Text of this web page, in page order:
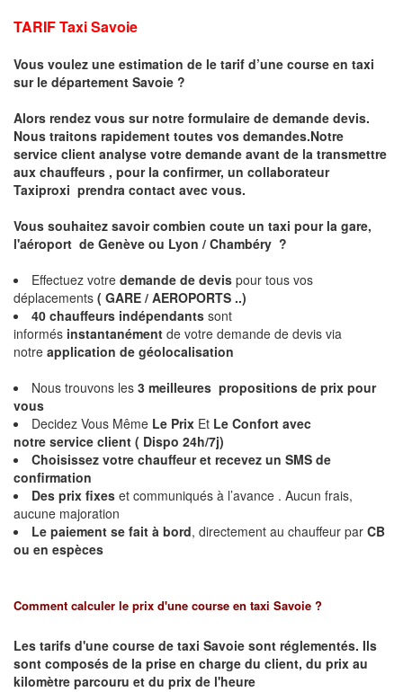
TARIF Taxi Savoie
Vous voulez une estimation de le tarif d’une course en taxi
sur le département Savoie ?
Alors rendez vous sur notre formulaire de demande devis.
Nous traitons rapidement toutes vos demandes.Notre
service client analyse votre demande avant de la transmettre
aux chauffeurs , pour la confirmer, un collaborateur
Taxiproxi prendra contact avec vous.
Vous souhaitez savoir combien coute un taxi pour la gare,
l'aéroport de Genève ou Lyon / Chambéry ?
Effectuez votre demande de devis pour tous vos
déplacements ( GARE / AEROPORTS ..)
40 chauffeurs indépendants sont
informés instantanément de votre demande de devis via
notre application de géolocalisation
Nous trouvons les 3 meilleures propositions de prix pour
vous
Decidez Vous Même Le Prix Et Le Confort avec
notre service client ( Dispo 24h/7j)
Choisissez votre chauffeur et recevez un SMS de
confirmation
Des prix fixes et communiqués à l’avance . Aucun frais,
aucune majoration
Le paiement se fait à bord, directement au chauffeur par CB
ou en espèces
Comment calculer le prix d'une course en taxi Savoie ?
Les tarifs d'une course de taxi Savoie sont réglementés. Ils
sont composés de la prise en charge du client, du prix au
kilomètre parcouru et du prix de l'heure